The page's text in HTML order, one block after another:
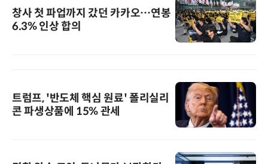
창사 첫 파업까지 갔던 카카오…연봉
6.3% 인상 합의
트럼프, '반도체 핵심 원료' 폴리실리
콘 파생상품에 15% 관세